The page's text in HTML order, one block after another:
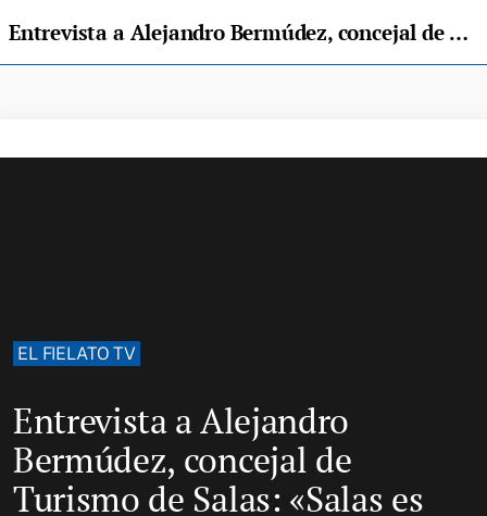
Entrevista a Alejandro Bermúdez, concejal de Turismo de Salas: «Salas es monumental y natural»
EL FIELATO TV
Entrevista a Alejandro
Bermúdez, concejal de
Turismo de Salas: «Salas es